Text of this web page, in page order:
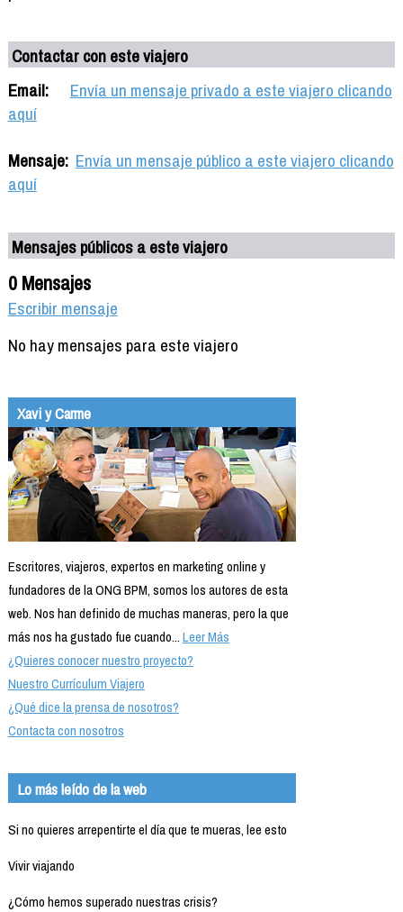
Contactar con este viajero
Email:
Envía un mensaje privado a este viajero clicando
aquí
Mensaje: Envía un mensaje público a este viajero clicando
aquí
Mensajes públicos a este viajero
0 Mensajes
Escribir mensaje
No hay mensajes para este viajero
Xavi y Carme
Escritores, viajeros, expertos en marketing online y
fundadores de la ONG BPM, somos los autores de esta
web. Nos han definido de muchas maneras, pero la que
más nos ha gustado fue cuando...Leer Más
¿Quieres conocer nuestro proyecto?
Nuestro Currículum Viajero
¿Qué dice la prensa de nosotros?
Contacta con nosotros
Lo más leído de la web
Si no quieres arrepentirte el día que te mueras, lee esto
Vivir viajando
¿Cómo hemos superado nuestras crisis?